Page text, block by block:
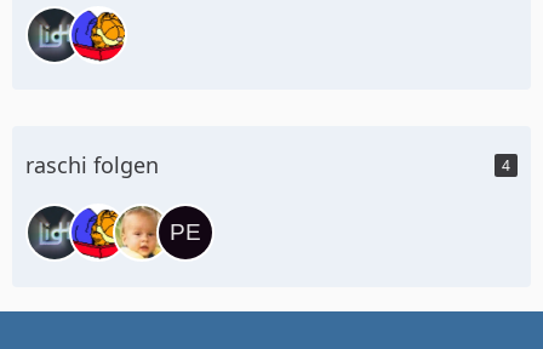
raschi folgen 4